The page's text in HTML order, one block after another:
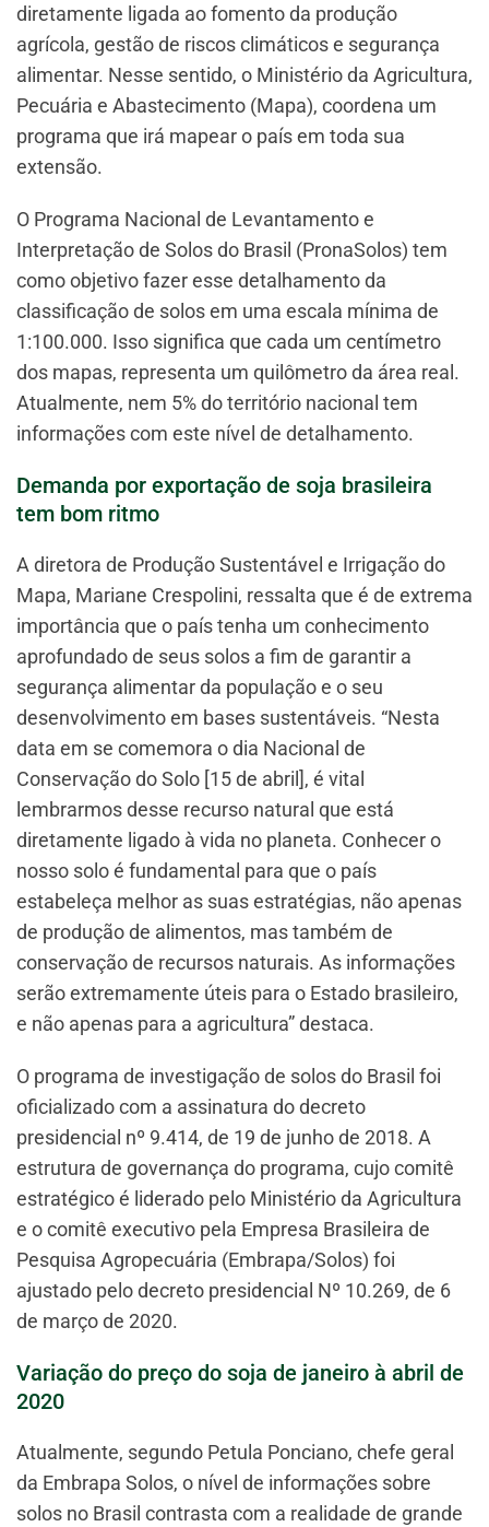
diretamente ligada ao fomento da produção
agrícola, gestão de riscos climáticos e segurança
alimentar. Nesse sentido, o Ministério da Agricultura,
Pecuária e Abastecimento (Mapa), coordena um
programa que irá mapear o país em toda sua
extensão.
O Programa Nacional de Levantamento e
Interpretação de Solos do Brasil (PronaSolos) tem
como objetivo fazer esse detalhamento da
classificação de solos em uma escala mínima de
1:100.000. Isso significa que cada um centímetro
dos mapas, representa um quilômetro da área real.
Atualmente, nem 5% do território nacional tem
informações com este nível de detalhamento.
Demanda por exportação de soja brasileira
tem bom ritmo
A diretora de Produção Sustentável e Irrigação do
Mapa, Mariane Crespolini, ressalta que é de extrema
importância que o país tenha um conhecimento
aprofundado de seus solos a fim de garantir a
segurança alimentar da população e o seu
desenvolvimento em bases sustentáveis. “Nesta
data em se comemora o dia Nacional de
Conservação do Solo [15 de abril], é vital
lembrarmos desse recurso natural que está
diretamente ligado à vida no planeta. Conhecer o
nosso solo é fundamental para que o país
estabeleça melhor as suas estratégias, não apenas
de produção de alimentos, mas também de
conservação de recursos naturais. As informações
serão extremamente úteis para o Estado brasileiro,
e não apenas para a agricultura” destaca.
O programa de investigação de solos do Brasil foi
oficializado com a assinatura do decreto
presidencial nº 9.414, de 19 de junho de 2018. A
estrutura de governança do programa, cujo comitê
estratégico é liderado pelo Ministério da Agricultura
e o comitê executivo pela Empresa Brasileira de
Pesquisa Agropecuária (Embrapa/Solos) foi
ajustado pelo decreto presidencial Nº 10.269, de 6
de março de 2020.
Variação do preço do soja de janeiro à abril de
2020
Atualmente, segundo Petula Ponciano, chefe geral
da Embrapa Solos, o nível de informações sobre
solos no Brasil contrasta com a realidade de grande